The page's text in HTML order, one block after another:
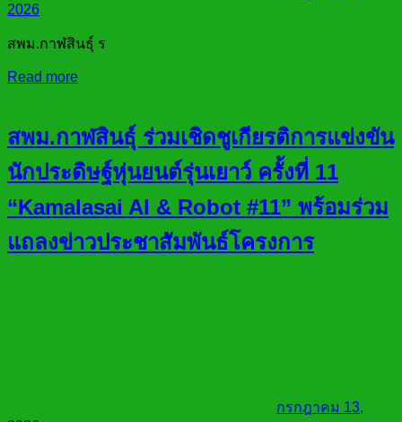
2026
สพม.กาฬสินธุ์ ร
Read more
สพม.กาฬสินธุ์ ร่วมเชิดชูเกียรติการแข่งขัน
นักประดิษฐ์หุ่นยนต์รุ่นเยาว์ ครั้งที่ 11
“Kamalasai AI & Robot #11” พร้อมร่วม
แถลงข่าวประชาสัมพันธ์โครงการ
กรกฎาคม 13,